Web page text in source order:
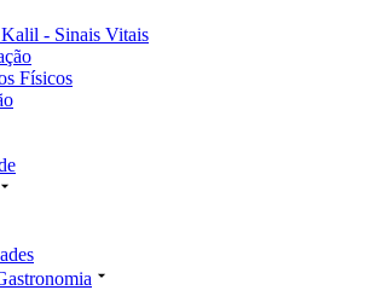
- Sinais Vitais
Físicos